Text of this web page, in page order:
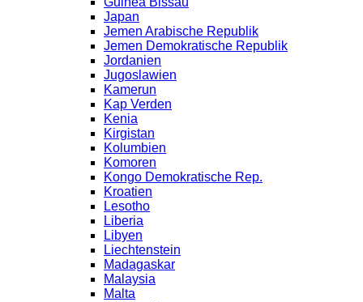
Japan
Jemen Arabische Republik
Jemen Demokratische Republik
Jordanien
Jugoslawien
Kamerun
Kap Verden
Kenia
Kirgistan
Kolumbien
Komoren
Kongo Demokratische Rep.
Kroatien
Lesotho
Liberia
Libyen
Liechtenstein
Madagaskar
Malaysia
Malta